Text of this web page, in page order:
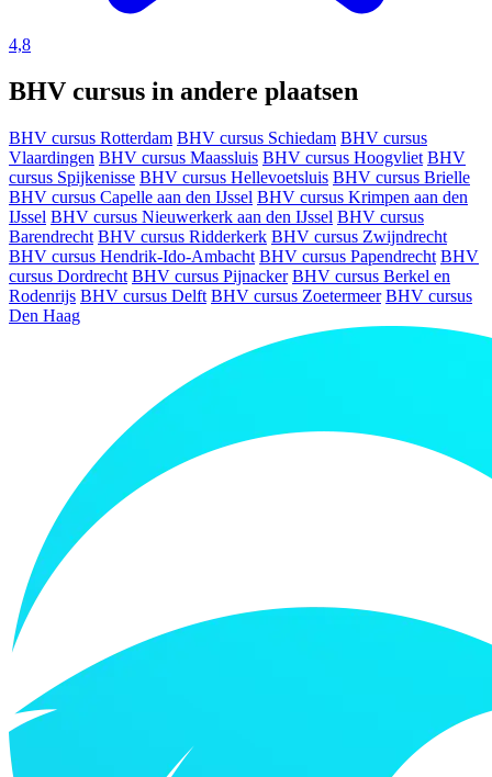
4,8
BHV cursus in andere plaatsen
BHV cursus Rotterdam BHV cursus Schiedam BHV cursus
Vlaardingen BHV cursus Maassluis BHV cursus Hoogvliet BHV
cursus Spijkenisse BHV cursus Hellevoetsluis BHV cursus Brielle
BHV cursus Capelle aan den IJssel BHV cursus Krimpen aan den
IJssel BHV cursus Nieuwerkerk aan den IJssel BHV cursus
Barendrecht BHV cursus Ridderkerk BHV cursus Zwijndrecht
BHV cursus Hendrik-Ido-Ambacht BHV cursus Papendrecht BHV
cursus Dordrecht BHV cursus Pijnacker BHV cursus Berkel en
Rodenrijs BHV cursus Delft BHV cursus Zoetermeer BHV cursus
Den Haag